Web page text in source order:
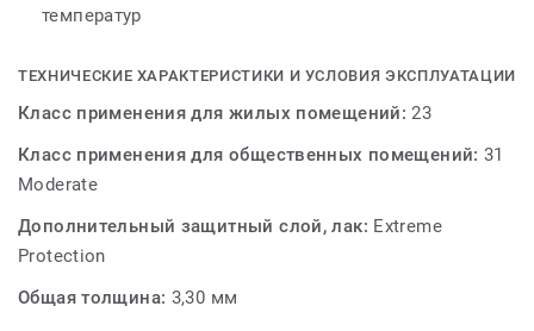
температур
ТЕХНИЧЕСКИЕ ХАРАКТЕРИСТИКИ И УСЛОВИЯ ЭКСПЛУАТАЦИИ
Класс применения для жилых помещений:23
Класс применения для общественных помещений:31
Moderate
Дополнительный защитный слой, лак: Extreme
Protection
Общая толщина: 3,30 мм